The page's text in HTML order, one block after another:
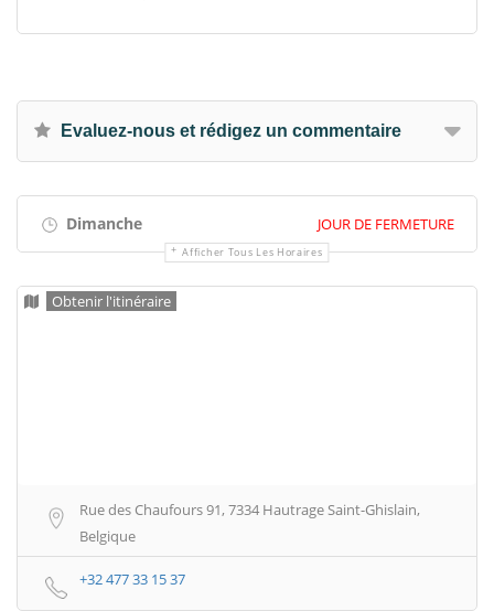
Evaluez-nous et rédigez un commentaire
Dimanche JOUR DE FERMETURE
Afficher Tous Les Horaires
Obtenir l'itinéraire
Rue des Chaufours 91, 7334 Hautrage Saint-Ghislain,
Belgique
+32 477 33 15 37